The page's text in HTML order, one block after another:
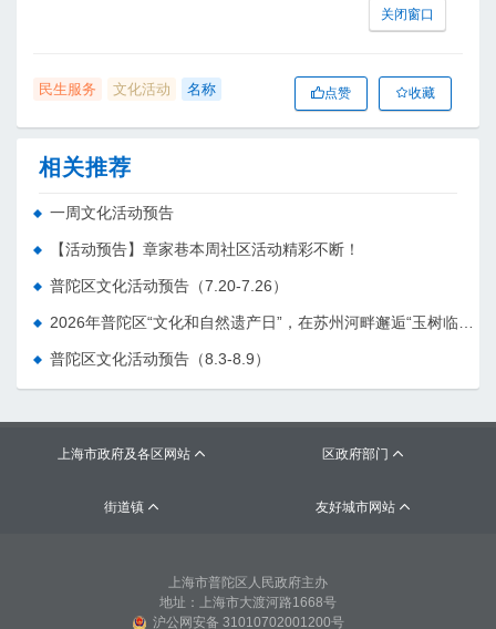
关闭窗口
民生服务 文化活动 名称 点赞 收藏
相关推荐
一周文化活动预告
【活动预告】章家巷本周社区活动精彩不断！
普陀区文化活动预告（7.20-7.26）
普陀区文化活动预告（8.3-8.9）
上海市政府及各区网站  区政府部门 
街道镇  友好城市网站 
上海市普陀区人民政府主办
地址：上海市大渡河路1668号
沪公网安备 31010702001200号